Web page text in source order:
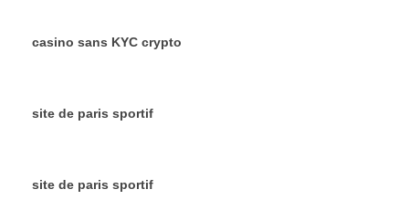
casino sans KYC crypto
site de paris sportif
site de paris sportif